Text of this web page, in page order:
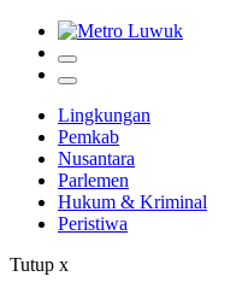
Lingkungan
Pemkab
Nusantara
Parlemen
Hukum & Kriminal
Peristiwa
Tutup x